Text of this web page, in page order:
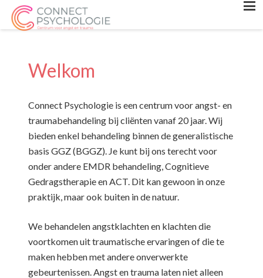
Welkom
Connect Psychologie is een centrum voor angst- en
traumabehandeling bij cliënten vanaf 20 jaar. Wij
bieden enkel behandeling binnen de generalistische
basis GGZ (BGGZ). Je kunt bij ons terecht voor
onder andere EMDR behandeling, Cognitieve
Gedragstherapie en ACT. Dit kan gewoon in onze
praktijk, maar ook buiten in de natuur.
We behandelen angstklachten en klachten die
voortkomen uit traumatische ervaringen of die te
maken hebben met andere onverwerkte
gebeurtenissen. Angst en trauma laten niet alleen